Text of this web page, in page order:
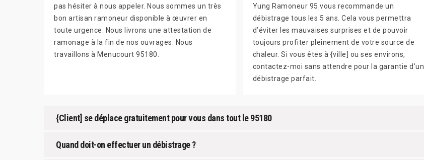
pas hésiter à nous appeler. Nous sommes un très
bon artisan ramoneur disponible à œuvrer en
toute urgence. Nous livrons une attestation de
ramonage à la fin de nos ouvrages. Nous
travaillons à Menucourt 95180.
Yung Ramoneur 95 vous recommande un
débistrage tous les 5 ans. Cela vous permettra
d’éviter les mauvaises surprises et de pouvoir
toujours profiter pleinement de votre source de
chaleur. Si vous êtes à {ville] ou ses environs,
contactez-moi sans attendre pour la garantie d’un
débistrage parfait.
{Client] se déplace gratuitement pour vous dans tout le 95180
Quand doit-on effectuer un débistrage ?